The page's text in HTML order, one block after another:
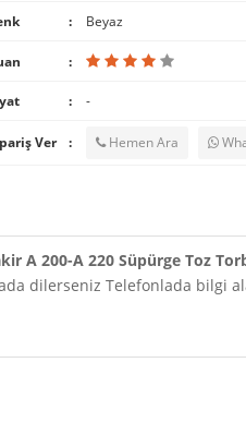
Beyaz
-
Ver Hemen Ara
A 200-A 220 Süpürge Toz
dilerseniz Telefonlada bilgi